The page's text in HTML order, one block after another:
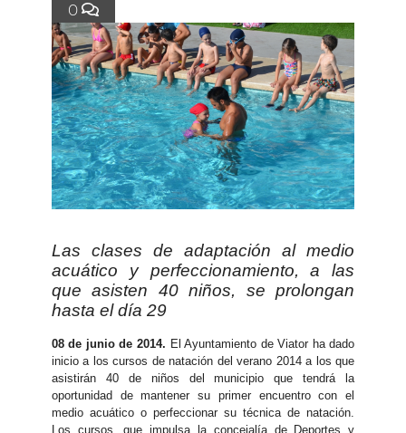
0
Las clases de adaptación al medio
acuático y perfeccionamiento, a las
que asisten 40 niños, se prolongan
hasta el día 29
08 de junio de 2014. El Ayuntamiento de Viator ha dado
inicio a los cursos de natación del verano 2014 a los que
asistirán 40 de niños del municipio que tendrá la
oportunidad de mantener su primer encuentro con el
medio acuático o perfeccionar su técnica de natación.
Los cursos, que impulsa la concejalía de Deportes y